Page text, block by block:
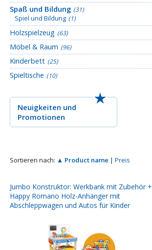
Spaß und Bildung (31)
Spiel und Bildung (1)
Holzspielzeug (63)
Möbel & Raum (96)
Kinderbett (25)
Spieltische (10)
Neuigkeiten und
Promotionen
Sortieren nach: ▲ Product name | Preis
Jumbo Konstruktor: Werkbank mit Zubehör +
Happy Romano Holz-Anhänger mit
Abschleppwagen und Autos für Kinder